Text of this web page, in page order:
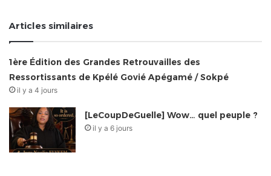
Articles similaires
1ère Édition des Grandes Retrouvailles des
Ressortissants de Kpélé Govié Apégamé / Sokpé
il y a 4 jours
[LeCoupDeGuelle] Wow… quel peuple ?
il y a 6 jours